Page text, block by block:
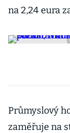
na 2,24 eura
Průmyslový
zaměřuje na